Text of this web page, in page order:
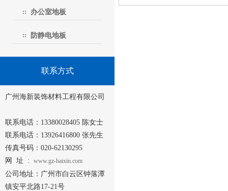
办公室地板
防静电地板
联系方式
广州海新装饰材料工程有限公司
联系电话：13380028405 陈女士
联系电话：13926416800 张先生
传真号码：020-62130295
网 址 : www.gz-haixin.com
公司地址：广州市白云区钟落潭
镇安平北路17-21号